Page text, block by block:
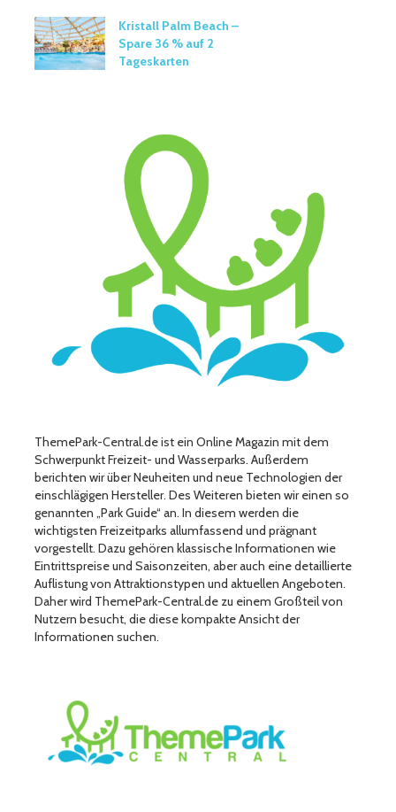
Kristall Palm Beach –
Spare 36 % auf 2
Tageskarten
ThemePark-Central.de ist ein Online Magazin mit dem
Schwerpunkt Freizeit- und Wasserparks. Außerdem
berichten wir über Neuheiten und neue Technologien der
einschlägigen Hersteller. Des Weiteren bieten wir einen so
genannten „Park Guide“ an. In diesem werden die
wichtigsten Freizeitparks allumfassend und prägnant
vorgestellt. Dazu gehören klassische Informationen wie
Eintrittspreise und Saisonzeiten, aber auch eine detaillierte
Auflistung von Attraktionstypen und aktuellen Angeboten.
Daher wird ThemePark-Central.de zu einem Großteil von
Nutzern besucht, die diese kompakte Ansicht der
Informationen suchen.